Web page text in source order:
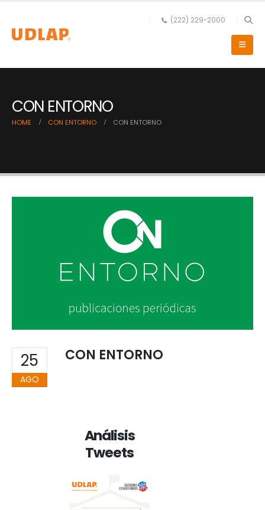
(222) 229-2000
CON ENTORNO
HOME CON ENTORNO CON ENTORNO
25
AGO
CON ENTORNO
Análisis
Tweets